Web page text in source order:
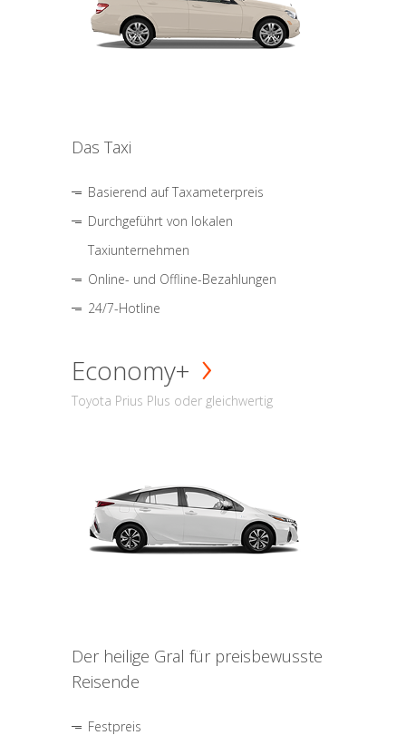
Das Taxi
Basierend auf Taxameterpreis
Durchgeführt von lokalen
Taxiunternehmen
Online- und Offline-Bezahlungen
24/7-Hotline
Economy+
Toyota Prius Plus oder gleichwertig
Der heilige Gral für preisbewusste
Reisende
Festpreis